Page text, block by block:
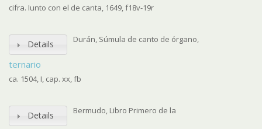
cifra. Iunto con el de canta, 1649, f18v-19r
Details
ternario
Durán, Súmula de canto de órgano,
ca. 1504, I, cap. xx, fb
Details Bermudo, Libro Primero de la